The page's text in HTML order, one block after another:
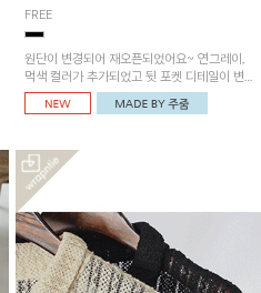
FREE
원단이 변경되어 재오픈되었어요~ 연그레이,
먹색 컬러가 추가되었고 뒷 포켓 디테일이 변
경되었습니다~가볍고 시원하게 착용되는 배
기통팬츠! 허리밴딩과 여유로운 통으로 편안해